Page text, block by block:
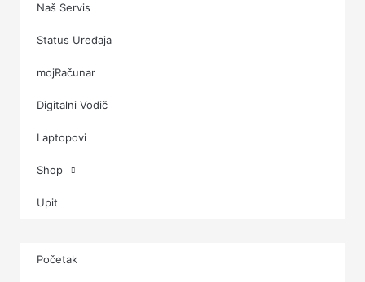
Naš Servis
Status Uređaja
mojRačunar
Digitalni Vodič
Laptopovi
Shop
Upit
Početak